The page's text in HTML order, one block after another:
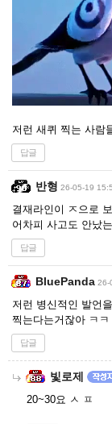
저런 새퀴 찍는 사람
답글
반형 26-05-19
결재라인이 ㅈ으로
어차피 사고도 안났
답글
BluePanda 26-
저런 병신적인 발언
찍는다는거잖아 ㅋㅋ
답글
빛로제
20~30요 ㅅ ㅍ